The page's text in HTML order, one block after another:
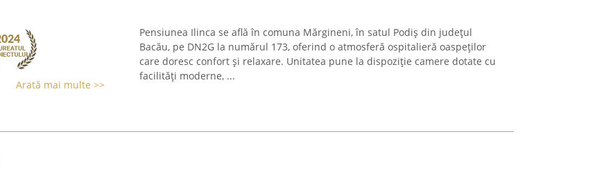
Arată mai multe >>
Pensiunea Ilinca se află în comuna Mărgineni, în satul Podiș din județul
Bacău, pe DN2G la numărul 173, oferind o atmosferă ospitalieră oaspeților
care doresc confort și relaxare. Unitatea pune la dispoziție camere dotate cu
facilități moderne, ...